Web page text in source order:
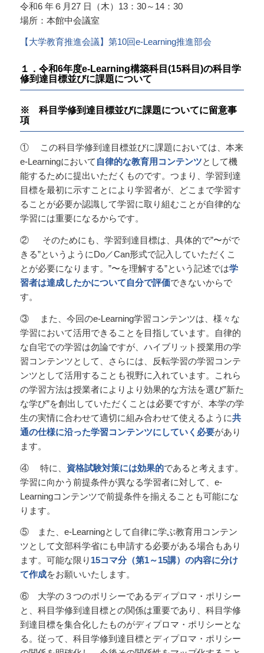
令和6 年６月27 日（木）13：30～14：30
場所：本館中会議室
【大学教育推進会議】第10回e-Learning推進部会
１．令和6年度e-Learning構築科目(15科目)の科目学
修到達目標並びに課題について
※ 科目学修到達目標並びに課題についてに留意事
項
① この科目学修到達目標並びに課題においては、本来
e-Learningにおいて 自律的な教育用コンテンツとして機
能するために提出いただくものです。つまり、学習到達
目標を最初に示すことにより学習者が、どこまで学習す
ることが必要か認識して学習に取り組むことが自律的な
学習には重要になるからです。
② そのためにも、学習到達目標は、具体的で”〜がで
きる”というようにDo／Can形式で記入していただくこ
とが必要になります。”〜を理解する”という記述では学
習者は達成したかについて自分で評価できないからで
す。
③ また、今回のe-Learning学習コンテンツは、様々な
学習において活用できることを目指しています。自律的
な自宅での学習は勿論ですが、ハイブリット授業用の学
習コンテンツとして、さらには、反転学習の学習コンテ
ンツとして活用することも視野に入れています。これら
の学習方法は授業者によりより効果的な方法を選び”新た
な学び”を創出していただくことは必要ですが、本学の学
生の実情に合わせて適切に組み合わせて使えるように共
通の仕様に沿った学習コンテンツにしていく必要があり
ます。
④ 特に、 資格試験対策には効果的であると考えます。
学習に向かう前提条件が異なる学習者に対して、e-
Learningコンテンツで前提条件を揃えることも可能にな
ります。
⑤ また、e-Learningとして自律に学ぶ教育用コンテン
ツとして文部科学省にも申請する必要がある場合もあり
ます。可能な限り 15コマ分（第1～15講）の内容に分け
て作成をお願いいたします。
⑥ 大学の３つのポリシーであるディプロマ・ポリシー
と、科目学修到達目標との関係は重要であり、科目学修
到達目標を集合化したものがディプロマ・ポリシーとな
る。従って、科目学修到達目標とディプロマ・ポリシー